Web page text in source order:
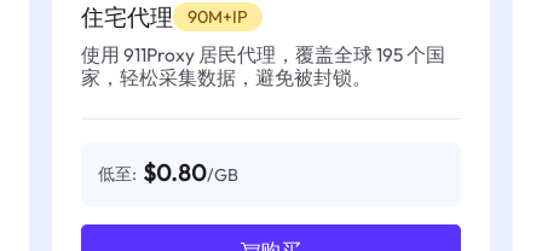
住宅代理 90M+IP
使用 911Proxy 居民代理，覆盖全球 195 个国
家，轻松采集数据，避免被封锁。
低至: $0.80/GB